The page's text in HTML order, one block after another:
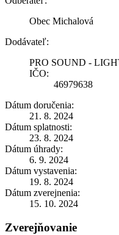
Obec Michalová
Dodávateľ:
PRO SOUND -
IČO:
46979638
Dátum doručenia:
21. 8. 2024
Dátum splatnosti:
23. 8. 2024
Dátum úhrady:
6. 9. 2024
Dátum vystavenia:
19. 8. 2024
Dátum zverejnenia:
15. 10. 2024
Zverejňovanie